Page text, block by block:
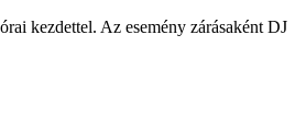
kezdettel. Az esemény zárásaként DJ